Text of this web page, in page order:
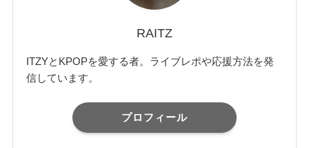
RAITZ
ITZYとKPOPを愛する者。ライブレポや応援方法を発
信しています。
プロフィール